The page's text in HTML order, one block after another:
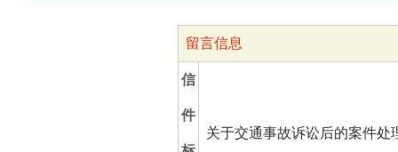
留言信息
信
件
关于交通事故诉讼后的案件处